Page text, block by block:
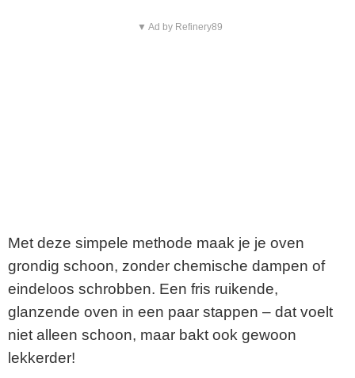
▼ Ad by Refinery89
Met deze simpele methode maak je je oven
grondig schoon, zonder chemische dampen of
eindeloos schrobben. Een fris ruikende,
glanzende oven in een paar stappen – dat voelt
niet alleen schoon, maar bakt ook gewoon
lekkerder!